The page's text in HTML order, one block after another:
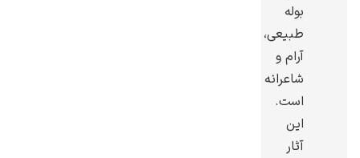
بوله
طبیعی،
آرام و
شاعرانه
است.
این
آثار